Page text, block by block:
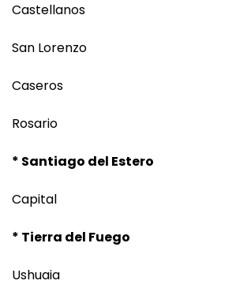
Castellanos
San Lorenzo
Caseros
Rosario
* Santiago del Estero
Capital
* Tierra del Fuego
Ushuaia